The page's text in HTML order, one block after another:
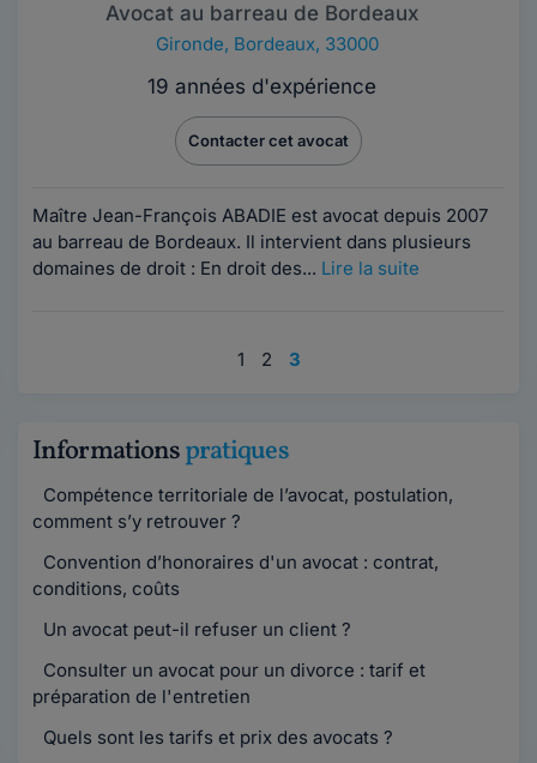
Avocat au barreau de Bordeaux
Gironde, Bordeaux, 33000
19 années d'expérience
Contacter cet avocat
Maître Jean-François ABADIE est avocat depuis 2007
au barreau de Bordeaux. Il intervient dans plusieurs
domaines de droit : En droit des... Lire la suite
1 2 3
Informationspratiques
Compétence territoriale de l’avocat, postulation,
comment s’y retrouver ?
Convention d’honoraires d'un avocat : contrat,
conditions, coûts
Un avocat peut-il refuser un client ?
Consulter un avocat pour un divorce : tarif et
préparation de l'entretien
Quels sont les tarifs et prix des avocats ?